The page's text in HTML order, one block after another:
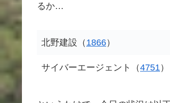
るか…
北野建設（ 1866）
サイバーエージェント（4751）